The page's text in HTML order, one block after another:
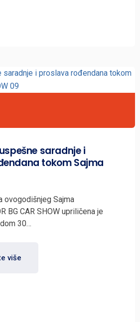
saradnje i
tokom Sajma
ovogodišnjeg Sajma
BG CAR SHOW upriličena je
30…
više